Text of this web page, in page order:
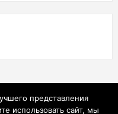
представления
использовать сайт, мы